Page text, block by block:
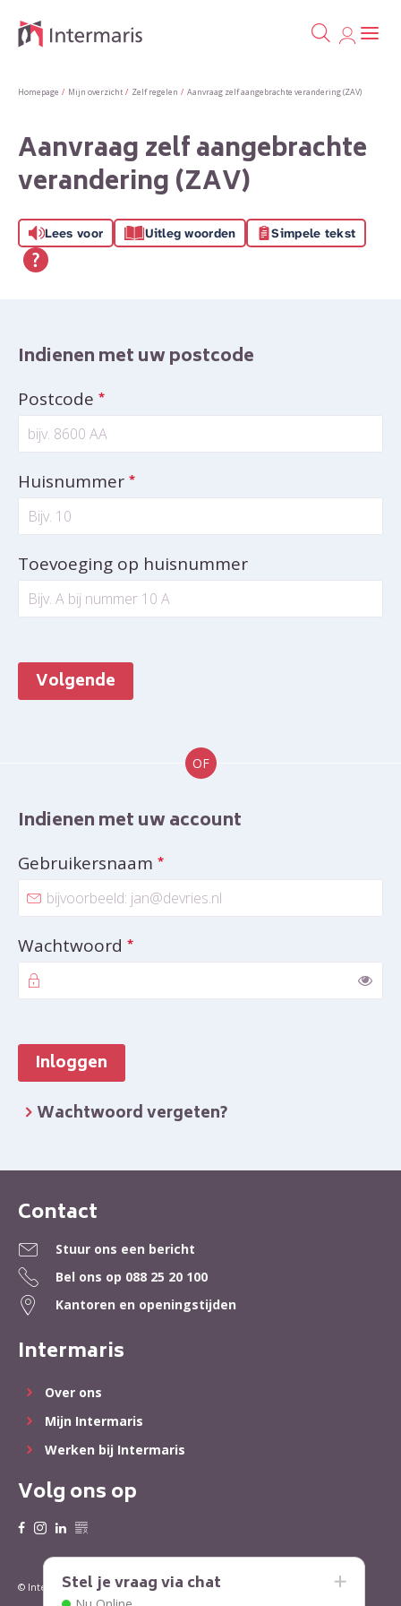
Naar hoofdinhoud
Naar hoofdnavigatiemenu
Naar zoeken
Naar de homepage Ga
Homepage Mijn overzicht Zelf regelen Aanvraag zelf aangebrachte verandering (ZAV)
Aanvraag zelf aangebrachte
verandering (ZAV)
Lees voor Uitleg woorden Simpele tekst
Indienen met uw postcode
Postcode *
Huisnummer *
Toevoeging op huisnummer
Volgende
OF
Indienen met uw account
Gebruikersnaam *
Wachtwoord *
Inloggen
Wachtwoord vergeten?
Contactinformatie
Contact
Stuur ons een bericht
Bel ons op 088 25 20 100
Kantoren en openingstijden
Intermaris
Over ons
Mijn Intermaris
Werken bij Intermaris
Volg ons op
© Intermaris 2022 Privacy Cookies
Stel je vraag via chat